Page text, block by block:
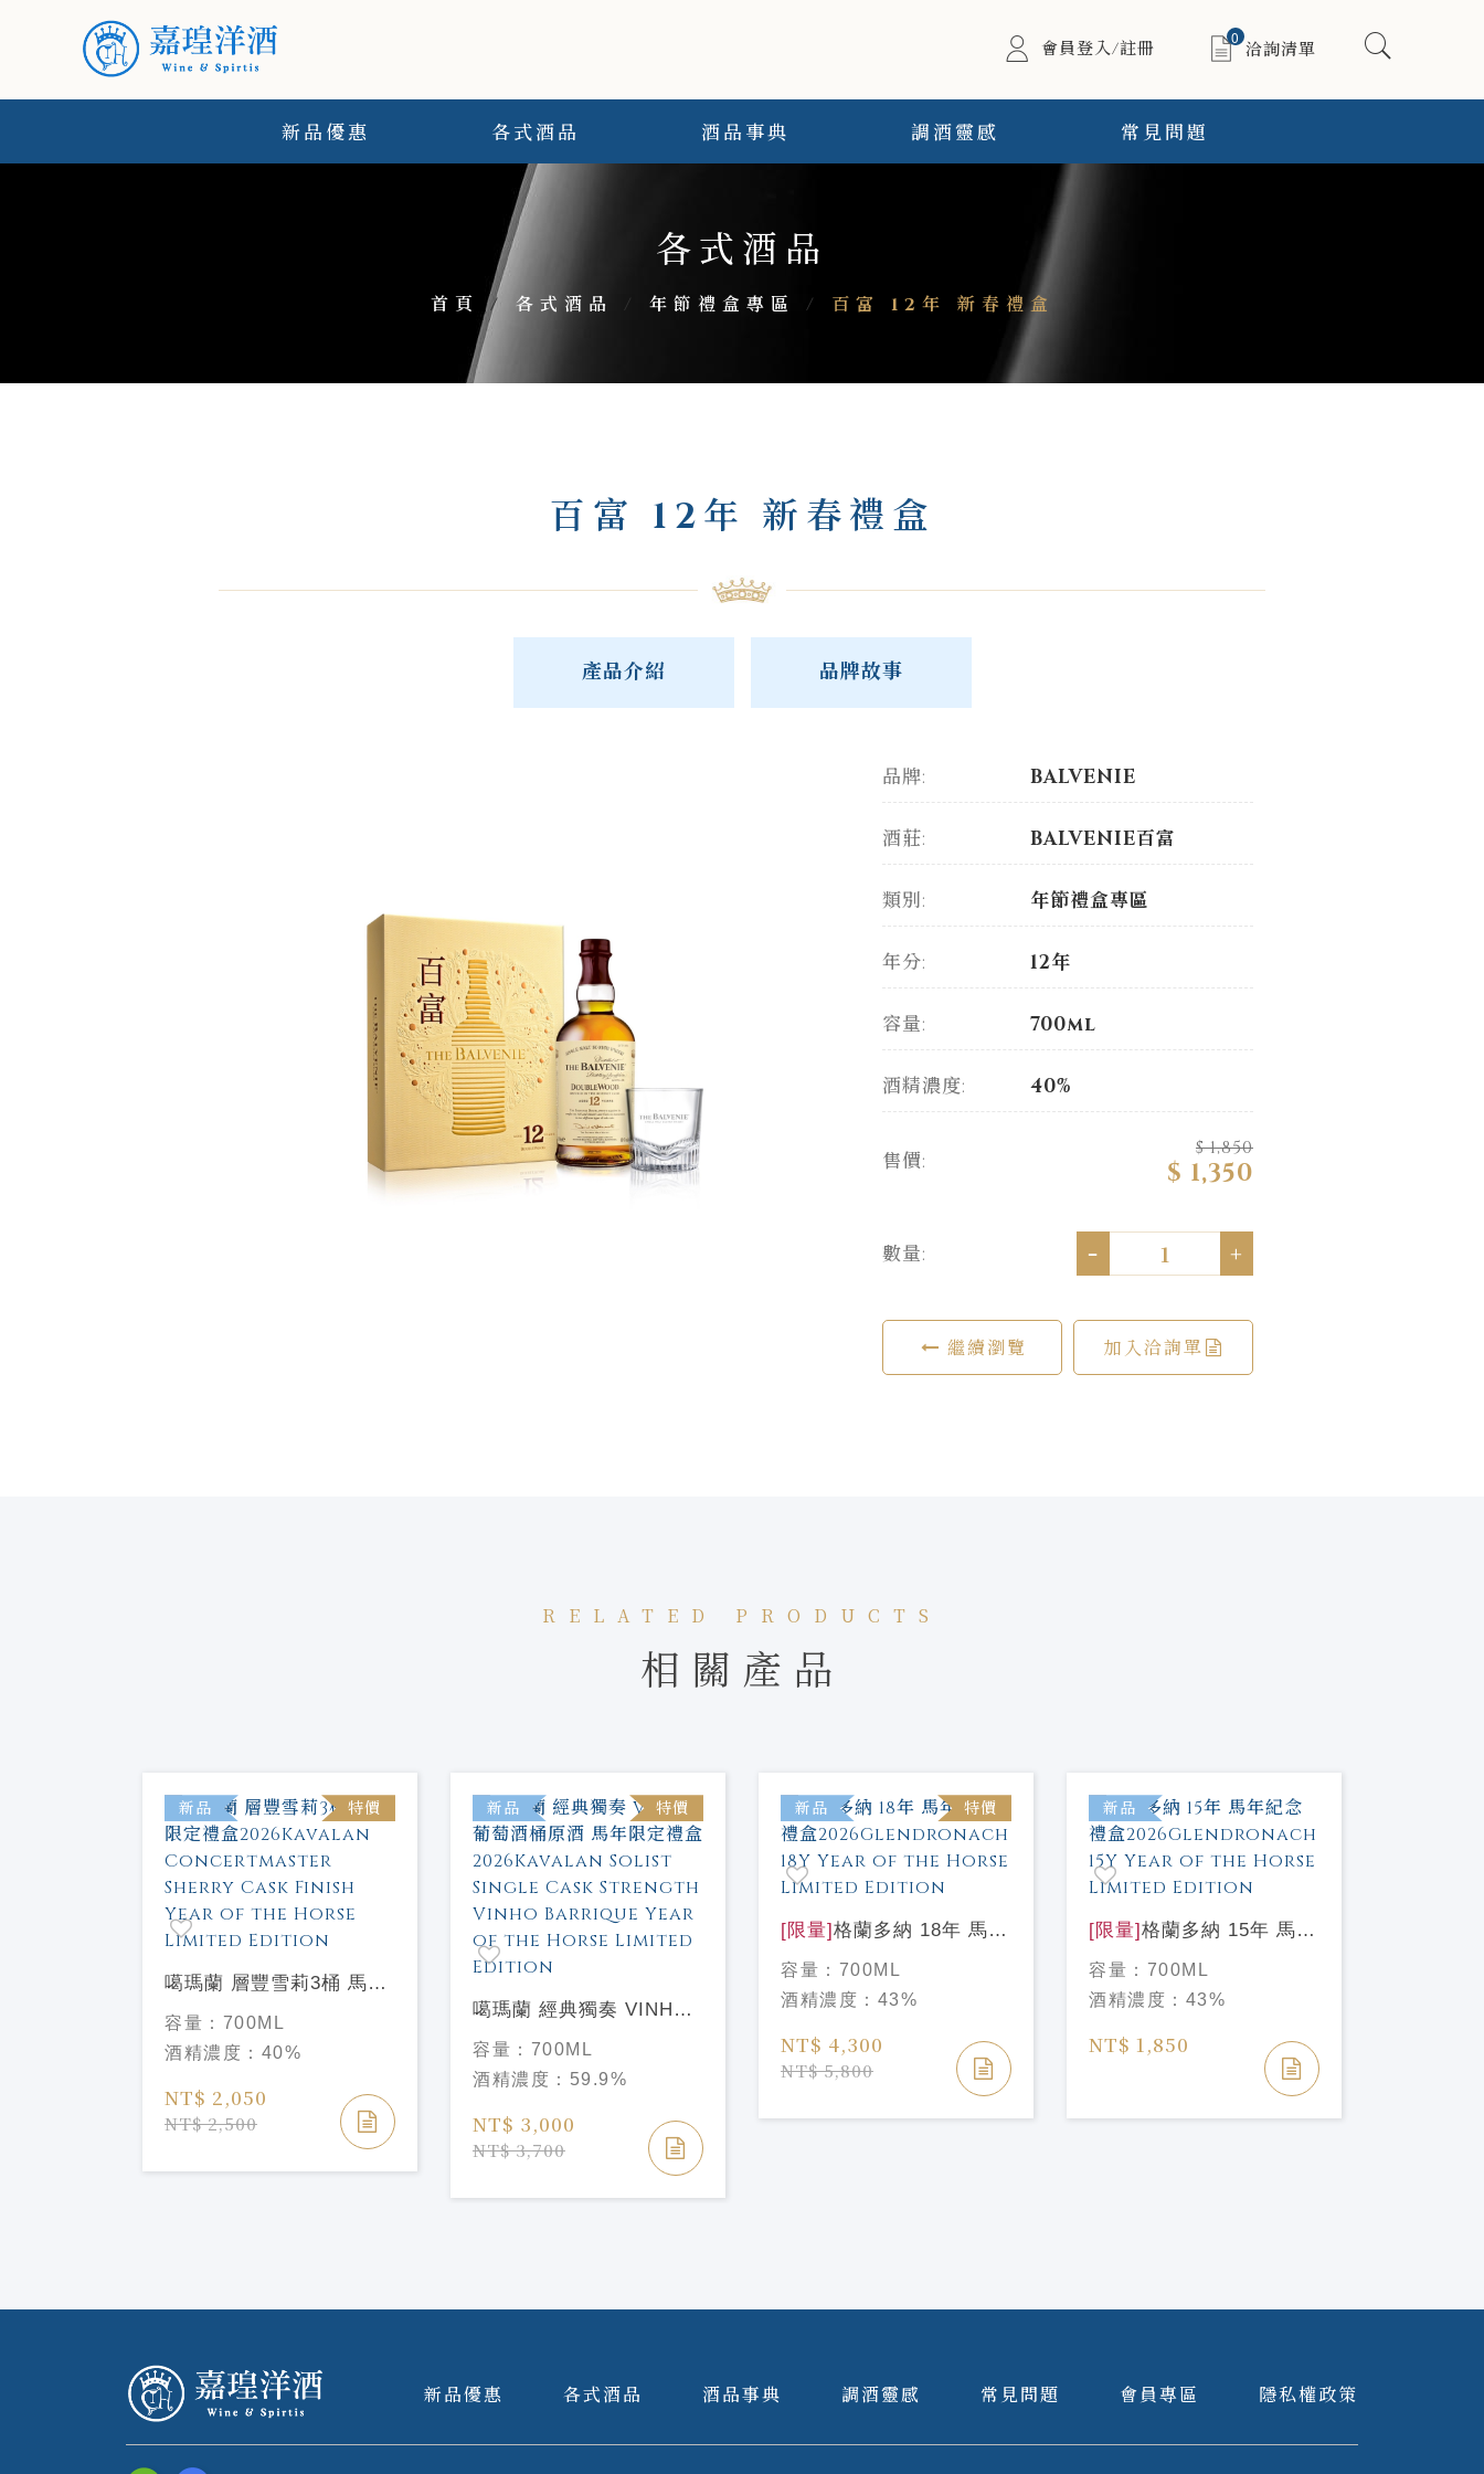
會員登入/註冊 0
洽詢清單
新品優惠 各式酒品 酒品事典 調酒靈感 常見問題
各式酒品
首頁 / 各式酒品 年節禮盒專區 / 百富 12年 新春禮盒
百富 12年 新春禮盒
產品介紹 品牌故事
品牌: BALVENIE
酒莊: BALVENIE百富
類別: 年節禮盒專區
年分: 12年
容量: 700ml
酒精濃度: 40%
售價:
$ 1,850
$ 1,350
數量: - +
繼續瀏覽 加入洽詢單
RELATED PRODUCTS
相關產品
新品 特價
噶瑪蘭 層豐雪莉3桶 馬年
限定禮盒2026Kavalan
Concertmaster Sherry
Cask Finish Year of the
Horse Limited Edition
容量： 700ML
酒精濃度： 40%
NT$ 2,050
NT$ 2,500
新品 特價
噶瑪蘭 經典獨奏 VINHO
葡萄酒桶原酒 馬年限定禮
盒2026Kavalan Solist
Single Cask Strength
Vinho Barrique Year of
the Horse Limited
容量： 700ML
酒精濃度： 59.9%
NT$ 3,000
NT$ 3,700
新品 特價
[限量] 格蘭多納 18年 馬年
紀念禮盒
2026Glendronach 18Y
Year of the Horse
Limited Edition
容量： 700ML
酒精濃度： 43%
NT$ 4,300
NT$ 5,800
新品
[限量] 格蘭多納 15年 馬年
紀念禮盒
2026Glendronach 15Y
Year of the Horse
Limited Edition
容量： 700ML
酒精濃度： 43%
NT$ 1,850
新品優惠 各式酒品 酒品事典 調酒靈感 常見問題 會員專區 隱私權政策